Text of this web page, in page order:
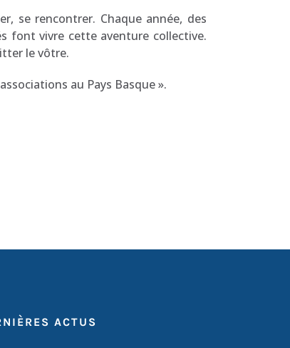
se rencontrer. Chaque année, des
font vivre cette aventure collective.
le vôtre.
au Pays Basque ».
ACTUS